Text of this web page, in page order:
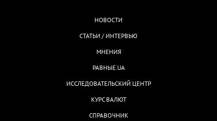
НОВОСТИ
СТАТЬИ / ИНТЕРВЬЮ
МНЕНИЯ
РАВНЫЕ.UA
ИССЛЕДОВАТЕЛЬСКИЙ ЦЕНТР
КУРС ВАЛЮТ
СПРАВОЧНИК